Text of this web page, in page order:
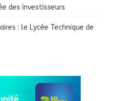
des investisseurs
: le Lycée Technique de